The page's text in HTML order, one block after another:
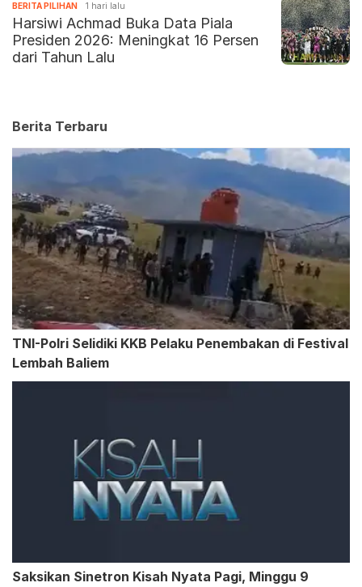
BERITA PILIHAN 1 hari lalu
Harsiwi Achmad Buka Data Piala
Presiden 2026: Meningkat 16 Persen
dari Tahun Lalu
Berita Terbaru
TNI-Polri Selidiki KKB Pelaku Penembakan di Festival
Lembah Baliem
Saksikan Sinetron Kisah Nyata Pagi, Minggu 9